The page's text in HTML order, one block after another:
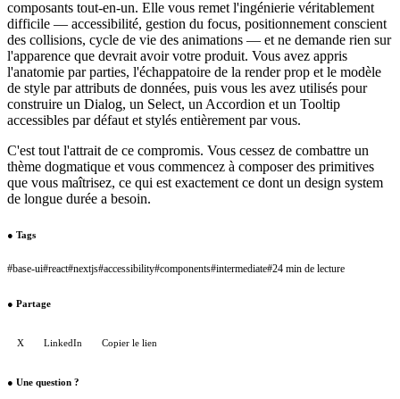
composants tout-en-un. Elle vous remet l'ingénierie véritablement
difficile — accessibilité, gestion du focus, positionnement conscient
des collisions, cycle de vie des animations — et ne demande rien sur
l'apparence que devrait avoir votre produit. Vous avez appris
l'anatomie par parties, l'échappatoire de la render prop et le modèle
de style par attributs de données, puis vous les avez utilisés pour
construire un Dialog, un Select, un Accordion et un Tooltip
accessibles par défaut et stylés entièrement par vous.
C'est tout l'attrait de ce compromis. Vous cessez de combattre un
thème dogmatique et vous commencez à composer des primitives
que vous maîtrisez, ce qui est exactement ce dont un design system
de longue durée a besoin.
● Tags
#base-ui#react#nextjs#accessibility#components#intermediate#24 min de lecture
● Partage
X LinkedIn Copier le lien
● Une question ?